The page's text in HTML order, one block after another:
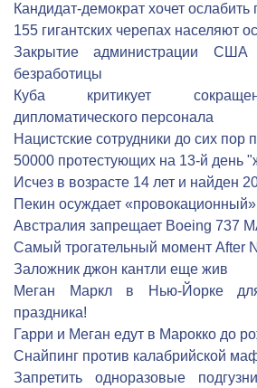
Кандидат-демократ хочет ослабить
155 гигантских черепах населяют
Закрытие администрации
безработицы
Куба критикует
дипломатического персонала
Нацистские сотрудники до сих пор
50000 протестующих на 13-й день
Исчез в возрасте 14 лет и найден
Пекин осуждает
Австралия запрещает Boeing 737
Самый трогательный момент After
Заложник джон кантли еще жив
Меган Маркл в Нью-Йорке для
праздника!
Гарри и Меган едут в Марокко до
Снайпинг против калабрийской
Запретить одноразовые